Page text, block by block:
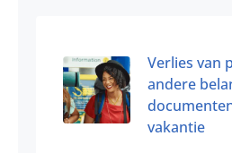
Verlies van
andere
vakantie